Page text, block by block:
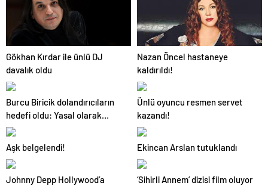
Gökhan Kırdar ile ünlü DJ
davalık oldu
Nazan Öncel hastaneye
kaldırıldı!
Burcu Biricik dolandırıcıların
hedefi oldu: Yasal olarak
gerekeni yapacağım
Ünlü oyuncu resmen servet
kazandı!
Aşk belgelendi! Ekincan Arslan tutuklandı
Johnny Depp Hollywood’a
‘Sihirli Annem’ dizisi film oluyor